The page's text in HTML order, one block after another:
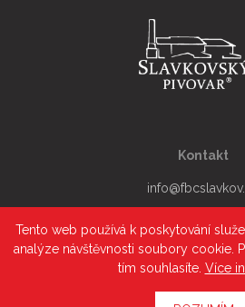
Facebook
Kontakt
+420
Tento web používá k poskytování
analýze návštěvnosti soubory cookie.
tím souhlasíte. Více